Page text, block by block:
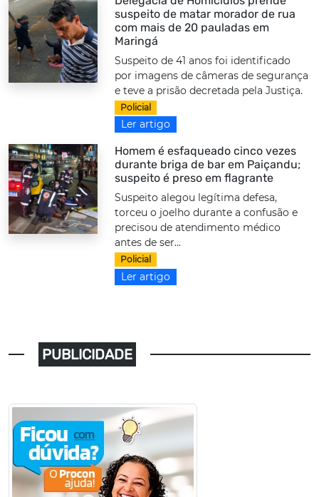
suspeito de matar morador de rua
com mais de 20 pauladas em
Maringá
Suspeito de 41 anos foi identificado
por imagens de câmeras de segurança
e teve a prisão decretada pela Justiça.
Policial
Ler artigo
Homem é esfaqueado cinco vezes
durante briga de bar em Paiçandu;
suspeito é preso em flagrante
Suspeito alegou legítima defesa,
torceu o joelho durante a confusão e
precisou de atendimento médico
antes de ser...
Policial
Ler artigo
PUBLICIDADE